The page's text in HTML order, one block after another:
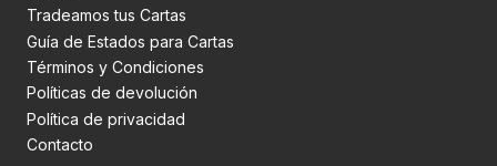
Tradeamos tus Cartas
Guía de Estados para Cartas
Términos y Condiciones
Políticas de devolución
Política de privacidad
Contacto